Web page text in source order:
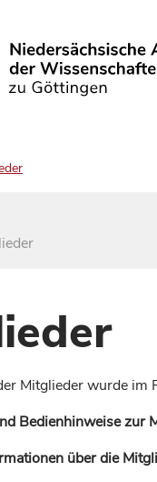
Mitglieder wurde im
Bedienhinweise zur
über die